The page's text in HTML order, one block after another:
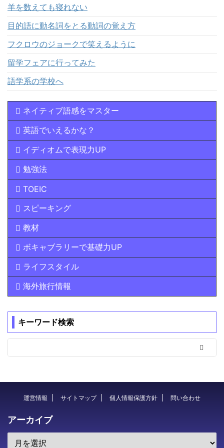
羊を数えても寝れない
目的語に動名詞をとる動詞の覚え方
フクロウのジョークで笑えるように
留学フェアに行ってみた
語学系の学校へ
ネイティブ語感をマスター
英語でいえるかな？
イディオムで表現力UP
勉強法
TOEIC
スピーキング
教材
ボキャブラリーで基礎力UP
ライフスタイル
海外旅行情報
キーワード検索
運営情報 サイトマップ 個人情報保護方針 問い合わせ
アーカイブ